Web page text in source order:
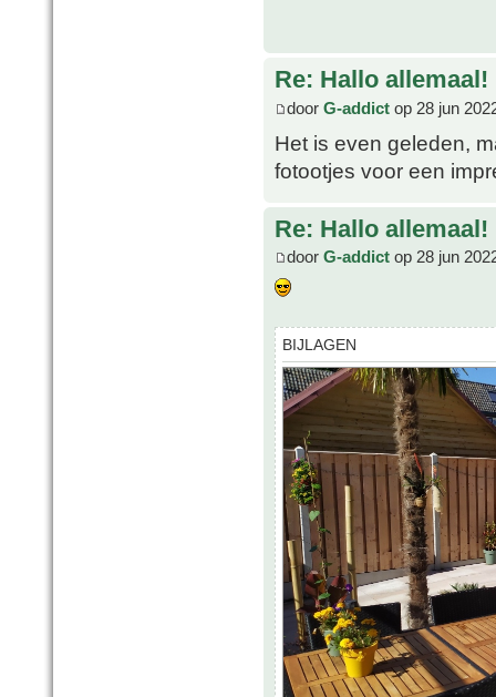
Re: Hallo allemaal!
door G-addict op 28 jun
Het is even geleden,
fotootjes voor een
Re: Hallo allemaal!
door G-addict op 28 jun
BIJLAGEN